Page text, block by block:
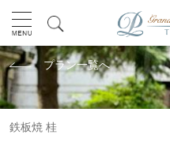
プラン一覧へ
鉄板焼 桂